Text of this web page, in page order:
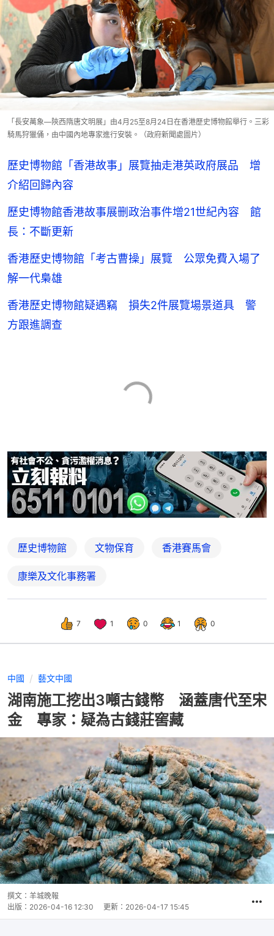
「長安萬象—陝西隋唐文明展」由4月25至8月24日在香港歷史博物館舉行。三彩
騎馬狩獵俑，由中國內地專家進行安裝。（政府新聞處圖片）
歷史博物館「香港故事」展覽抽走港英政府展品 增
介紹回歸內容
歷史博物館香港故事展删政治事件增21世紀內容 館
長：不斷更新
香港歷史博物館「考古曹操」展覽 公眾免費入場了
解一代梟雄
香港歷史博物館疑遇竊 損失2件展覽場景道具 警
方跟進調查
歷史博物館 文物保育 香港賽馬會
康樂及文化事務署
7 1 0 1 0
中國 藝文中國
湖南施工挖出3噸古錢幣 涵蓋唐代至宋
金 專家：疑為古錢莊窖藏
撰文： 羊城晚報
出版： 2026-04-16 12:30 更新： 2026-04-17 15:45